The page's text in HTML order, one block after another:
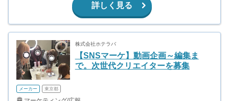
詳しく見る
株式会社ホテラバ
【SNSマーケ】動画企画～編集ま
で。次世代クリエイターを募集
メーカー 東京都